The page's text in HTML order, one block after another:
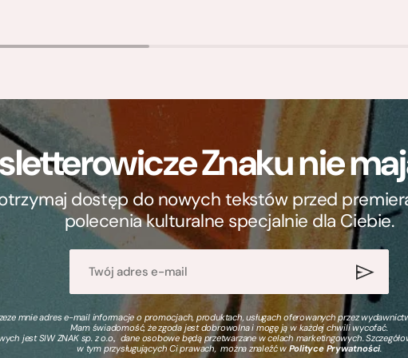
Znaku nie
dostęp do nowych tekstów przed
polecenia kulturalne specjalnie dla Ciebie.
mnie adres e-mail informacje o promocjach, produktach, usługach oferowanych przez
Mam świadomość, że zgoda jest dobrowolna i mogę ją w każdej chwili wycofać.
jest SIW ZNAK sp. z o.o., dane osobowe będą przetwarzane w celach marketingowych.
w tym przysługujących Ci prawach, można znaleźć wPolityce Prywatności.